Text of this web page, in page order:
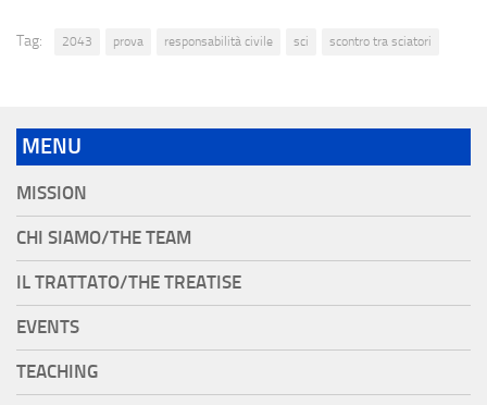
Tag: 2043 prova responsabilità civile sci scontro tra sciatori
MENU
MISSION
CHI SIAMO/THE TEAM
IL TRATTATO/THE TREATISE
EVENTS
TEACHING